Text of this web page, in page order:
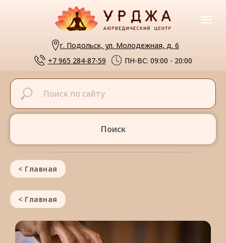
г. Подольск, ул. Молодежная, д. 6
+7 965 284-87-59
ПН-ВС: 09:00 - 20:00
Поиск
< Главная
< Главная